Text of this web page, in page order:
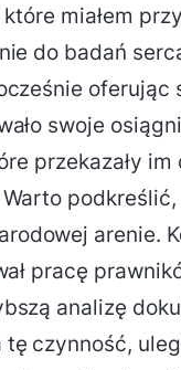
miałem
do badań
swoje
przekazały
arenie.
pracę
analizę
czynność,